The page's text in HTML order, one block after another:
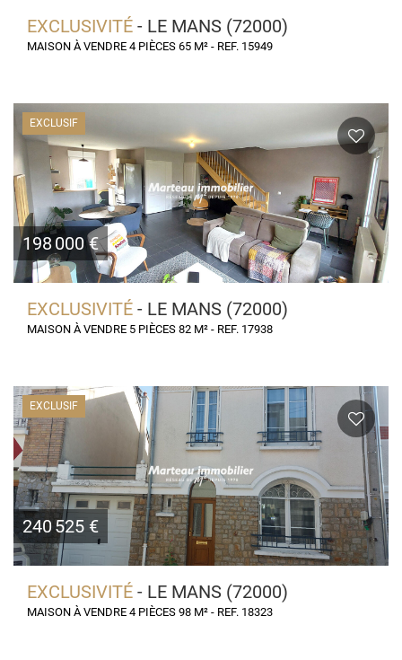
EXCLUSIVITÉ - LE MANS (72000)
MAISON À VENDRE 4 PIÈCES 65 M² - REF. 15949
EXCLUSIF
198 000 €
EXCLUSIVITÉ - LE MANS (72000)
MAISON À VENDRE 5 PIÈCES 82 M² - REF. 17938
EXCLUSIF
240 525 €
EXCLUSIVITÉ - LE MANS (72000)
MAISON À VENDRE 4 PIÈCES 98 M² - REF. 18323